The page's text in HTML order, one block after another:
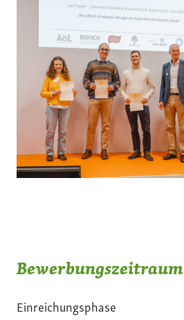
Bewerbungszeitraum
Einreichungsphase